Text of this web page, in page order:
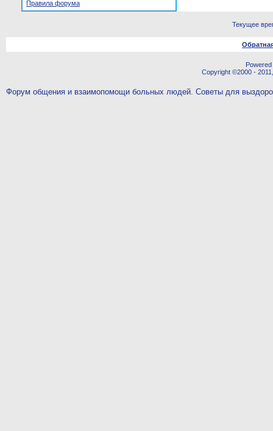
Правила форума
Текущее
Copyright ©2000 -
Форум общения и взаимопомощи больных людей. Советы для